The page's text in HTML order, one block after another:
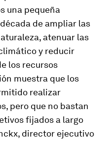
una pequeña
de ampliar las
atenuar las
y reducir
los recursos
muestra que los
realizar
pero que no bastan
fijados a largo
director ejecutivo